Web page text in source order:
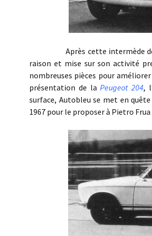
Après cette intermède de «
raison et mise sur son activité
nombreuses pièces pour
présentation de laPeugeot 204,
surface, Autobleu se met en
1967 pour le proposer à Pietro